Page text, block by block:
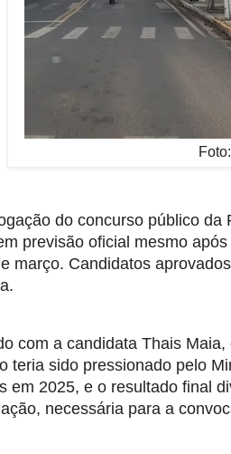
do concurso público da
previsão oficial mesmo
março. Candidatos
com a candidata Thais
teria sido pressionado pelo
em 2025, e o resultado final
necessária para a